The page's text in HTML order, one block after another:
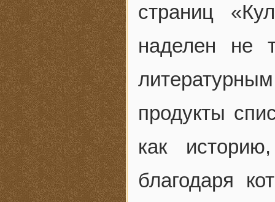
страниц
наделен не
продукты
как
благодаря